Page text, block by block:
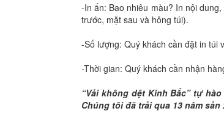
-In ấn: Bao nhiêu màu? In nội
trước, mặt sau và hông túi).
-Số lượng: Quý khách cần đặt in túi
-Thời gian: Quý khách cần nhận
“Vải không dệt Kinh Bắc” tự
Chúng tôi đã trải qua 13 năm